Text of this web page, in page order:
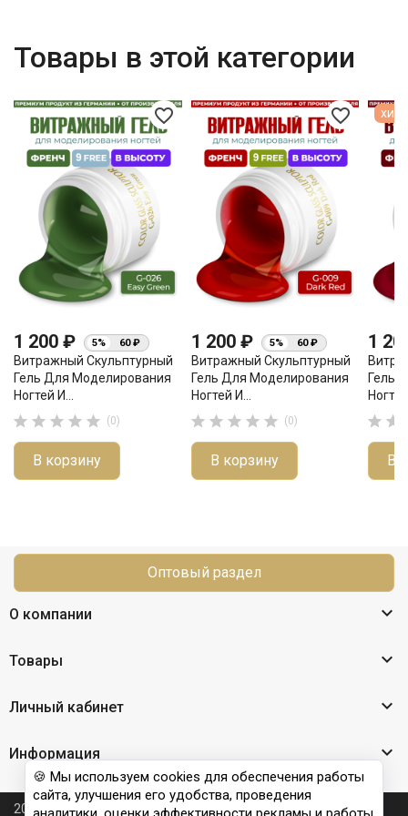
Товары в этой категории
favorite_border
1 200 ₽ 5% 60 ₽
Витражный Скульптурный
Гель Для Моделирования
Ногтей И...
     (0)
В корзину
favorite_border
1 200 ₽ 5% 60 ₽
Витражный Скульптурный
Гель Для Моделирования
Ногтей И...
     (0)
В корзину
1
Гель
 
В
хит
Оптовый раздел
О компании 
Товары 
Личный кабинет 
Информация 
2026 © Nail Club professional - официальный сайт
🍪 Мы используем cookies для обеспечения работы
сайта, улучшения его удобства, проведения